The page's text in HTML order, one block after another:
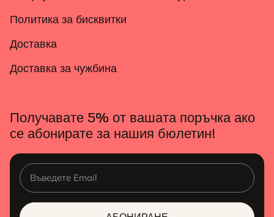
Политика за бисквитки
Доставка
Доставка за чужбина
Получавате 5% от вашата поръчка ако
се абонирате за нашия бюлетин!